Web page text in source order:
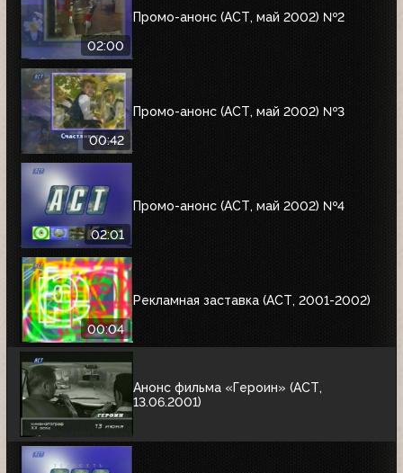
02:00
Промо-анонс (АСТ, май 2002) №2
00:42
Промо-анонс (АСТ, май 2002) №3
02:01
Промо-анонс (АСТ, май 2002) №4
00:04
Рекламная заставка (АСТ, 2001-2002)
Анонс фильма «Героин» (АСТ,
13.06.2001)